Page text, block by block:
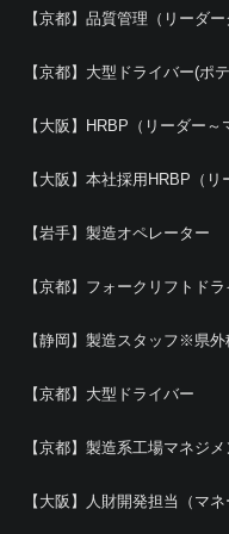
【京都】品質管理（リーダー
【京都】大型ドライバー(ポ
【大阪】HRBP（リーダー～
【大阪】本社採用HRBP（
【岩手】製造オペレーター
【京都】フォークリフトド
【静岡】製造スタッフ※県
【京都】大型ドライバー
【京都】製造系工場マネジメ
【大阪】人財開発担当（マネ